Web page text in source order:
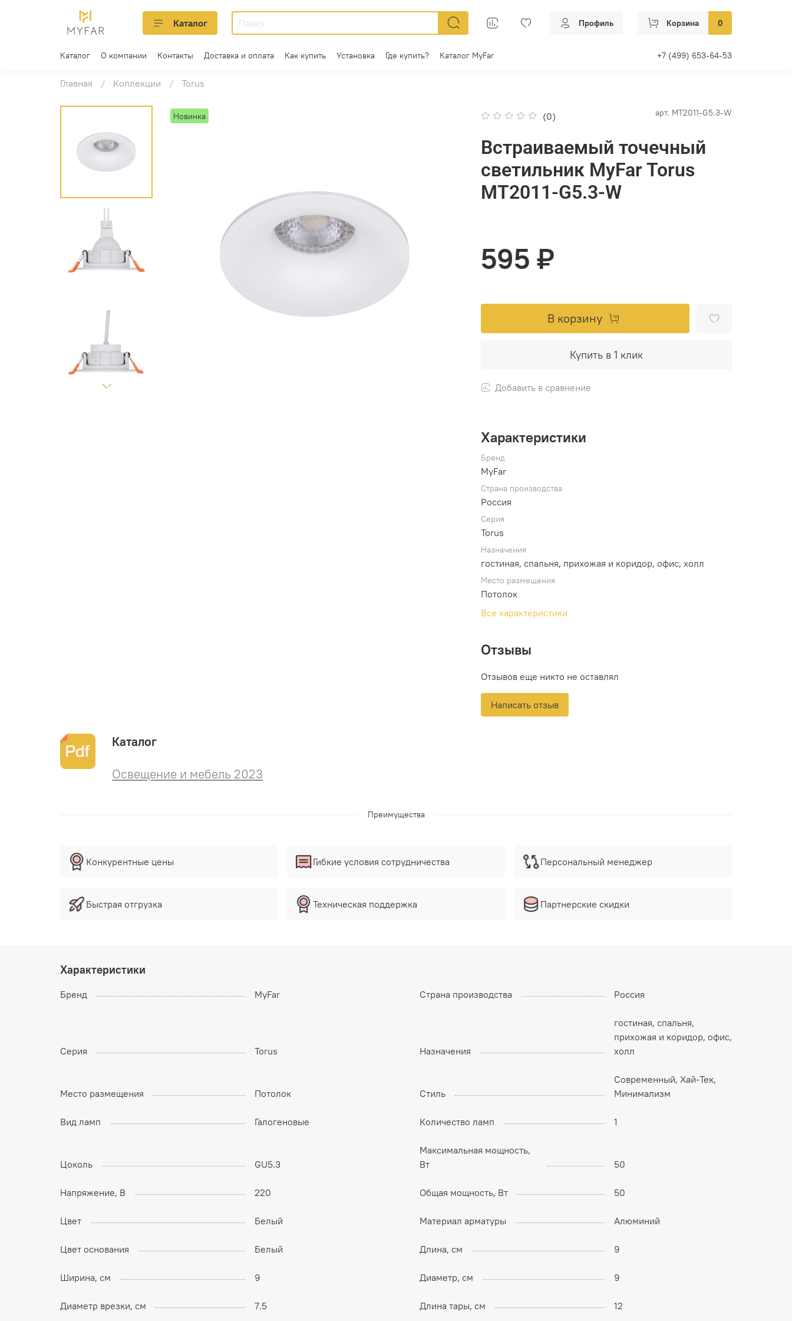
Каталог Профиль Корзина 0
Каталог О компании Контакты Доставка и оплата Как купить Установка Где купить? Каталог MyFar +7 (499) 653-64-53
Главная Коллекции Torus
Новинка (0) арт. MT2011-G5.3-W
Встраиваемый точечный
светильник MyFar Torus
MT2011-G5.3-W
595 ₽
В корзину
Купить в 1 клик
Добавить в сравнение
Характеристики
Бренд
MyFar
Страна производства
Россия
Серия
Torus
Назначения
гостиная, спальня, прихожая и коридор, офис, холл
Место размещения
Потолок
Все характеристики
Отзывы
Отзывов еще никто не оставлял
Написать отзыв
Каталог
Освещение и мебель 2023
Преимущества
Конкурентные цены
Быстрая отгрузка
Гибкие условия сотрудничества
Техническая поддержка
Персональный менеджер
Партнерские скидки
Характеристики
Бренд MyFar Страна производства Россия
Серия Torus Назначения
гостиная, спальня,
прихожая и коридор, офис,
холл
Место размещения Потолок Стиль
Современный, Хай-Тек,
Минимализм
Вид ламп Галогеновые Количество ламп 1
Цоколь GU5.3
Максимальная мощность,
Вт
50
Напряжение, В 220 Общая мощность, Вт 50
Цвет Белый Материал арматуры Алюминий
Цвет основания Белый Длина, см 9
Ширина, см 9 Диаметр, см 9
Диаметр врезки, см 7.5 Длина тары, см 12